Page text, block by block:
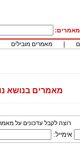
מאמרים מובילים
מאמרים בנושא
רוצה לקבל עדכונים על
אימייל: